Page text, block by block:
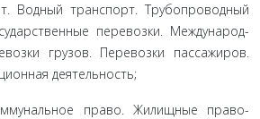
Водный транспорт. Трубопроводный
перевозки. Международ­
грузов. Перевозки пассажиров.
деятельность;
право. Жилищные право­